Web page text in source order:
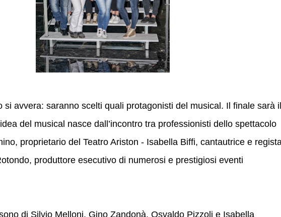
si avvera: saranno scelti quali protagonisti del musical. Il finale sarà il
del musical nasce dall’incontro tra professionisti dello spettacolo
proprietario del Teatro Ariston - Isabella Biffi, cantautrice e
produttore esecutivo di numerosi e prestigiosi eventi
di Silvio Melloni, Gino Zandonà, Osvaldo Pizzoli e Isabella